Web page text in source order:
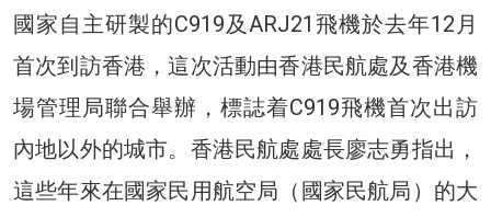
國家自主研製的C919及ARJ21飛機於去年12月
首次到訪香港，這次活動由香港民航處及香港機
場管理局聯合舉辦，標誌着C919飛機首次出訪
內地以外的城市。香港民航處處長廖志勇指出，
這些年來在國家民用航空局（國家民航局）的大